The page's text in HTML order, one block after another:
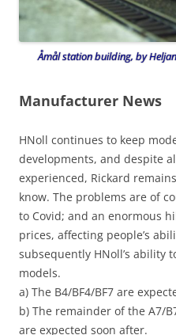
Åmål station building, by
Manufacturer News
HNoll continues to keep
developments, and despite
experienced, Rickard
know. The problems are of
to Covid; and an enormous
prices, affecting people’s
subsequently HNoll’s ability
models.
a) The B4/BF4/BF7 are
b) The remainder of the A7/
are expected soon after.